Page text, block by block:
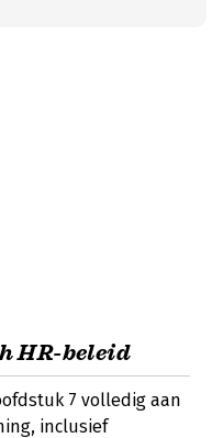
HR-beleid
7 volledig aan
inclusief